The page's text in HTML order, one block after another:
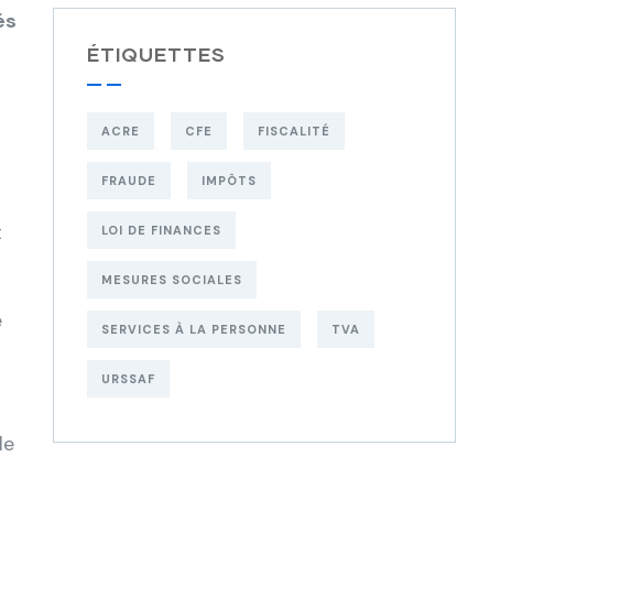
ÉTIQUETTES
ACRE CFE FISCALITÉ
FRAUDE IMPÔTS
LOI DE FINANCES
MESURES SOCIALES
SERVICES À LA PERSONNE TVA
URSSAF